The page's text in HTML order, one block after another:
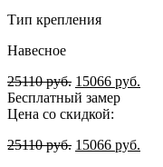
Тип крепления
Навесное
25110руб. 15066 руб.
Бесплатный замер
Цена со скидкой:
25110руб. 15066 руб.